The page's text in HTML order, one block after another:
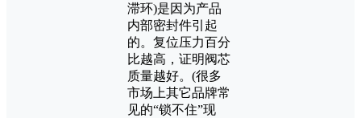
滞环)是因为产品
内部密封件引起
的。复位压力百分
比越高，证明阀芯
质量越好。(很多
市场上其它品牌常
见的“锁不住”现